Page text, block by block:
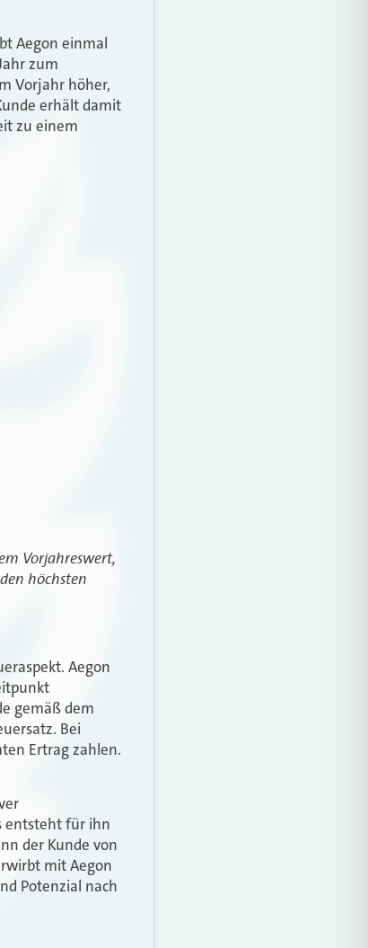
Aegon einmal
zum
Vorjahr höher,
erhält damit
zu einem
Vorjahreswert,
höchsten
Aegon
gemäß dem
Bei
Ertrag zahlen.
entsteht für ihn
der Kunde von
mit Aegon
Potenzial nach